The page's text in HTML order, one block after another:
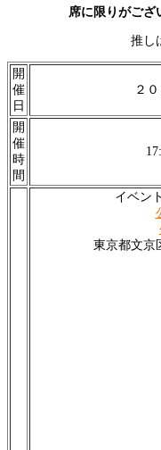
席に限りがござ
推し
開
催
日
２
開
催
時
間
イベン
東京都文京